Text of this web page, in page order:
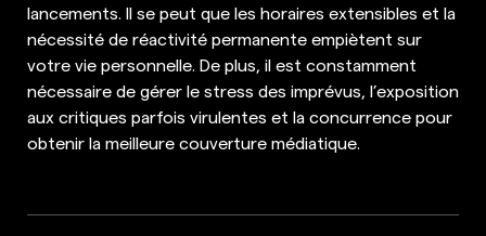
lancements. Il se peut que les horaires extensibles et la
nécessité de réactivité permanente empiètent sur
votre vie personnelle. De plus, il est constamment
nécessaire de gérer le stress des imprévus, l’exposition
aux critiques parfois virulentes et la concurrence pour
obtenir la meilleure couverture médiatique.